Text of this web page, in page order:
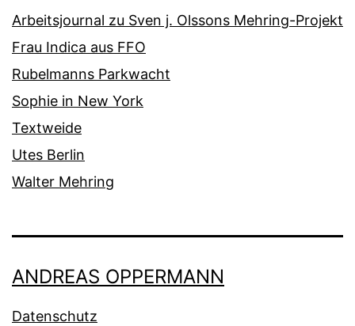
Arbeitsjournal zu Sven j. Olssons Mehring-Projekt
Frau Indica aus FFO
Rubelmanns Parkwacht
Sophie in New York
Textweide
Utes Berlin
Walter Mehring
ANDREAS OPPERMANN
Datenschutz